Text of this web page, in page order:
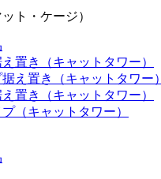
ト・ケージ）
置き（キャットタワー）
え置き（キャットタワー）
置き（キャットタワー）
（キャットタワー）